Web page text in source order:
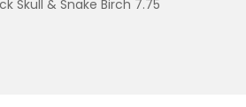
Skull & Snake Birch 7.75